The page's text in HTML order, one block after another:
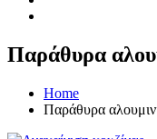
Παράθυρα
Home
Παράθυρα